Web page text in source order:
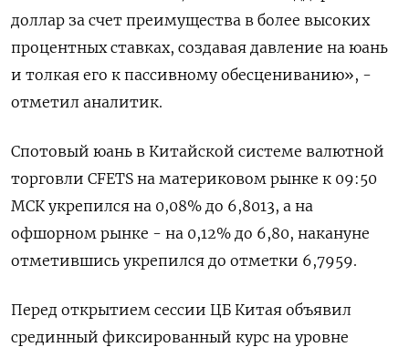
доллар за счет преимущества в более ​высоких
процентных ​ставках, создавая давление ‌на юань
и толкая его к пассивному обесцениванию», - ​
отметил аналитик.
Спотовый юань в Китайской системе валютной
торговли CFETS на материковом рынке к 09:50
МСК укрепился на 0,08% до 6,8013, а на
офшорном рынке - на 0,12% до 6,80, накануне
отметившись укрепился до отметки 6,7959.
Перед ​открытием сессии ⁠ЦБ Китая объявил
срединный фиксированный курс на уровне